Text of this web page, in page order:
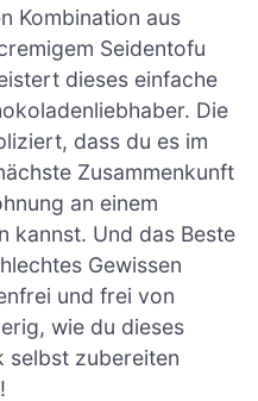
Kombination aus
Seidentofu
dieses einfache
Die
dass du es im
Zusammenkunft
an einem
kannst. Und das Beste
Gewissen
und frei von
wie du dieses
selbst zubereiten